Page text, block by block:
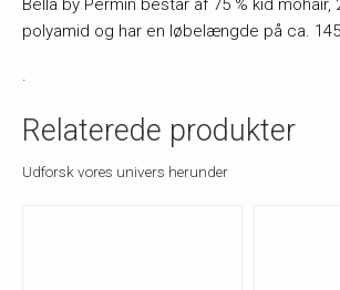
Bella by Permin består af 75 % kid mohair,
polyamid og har en løbelængde på ca.
.
Relaterede produkter
Udforsk vores univers herunder